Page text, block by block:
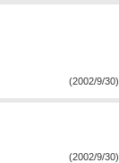
(2002/9/30)
(2002/9/30)